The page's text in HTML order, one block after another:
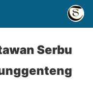
Serbu